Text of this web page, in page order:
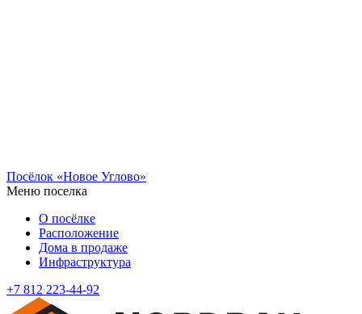
Посёлок «Новое Углово»
Меню поселка
О посёлке
Расположение
Дома в продаже
Инфраструктура
+7 812 223-44-92